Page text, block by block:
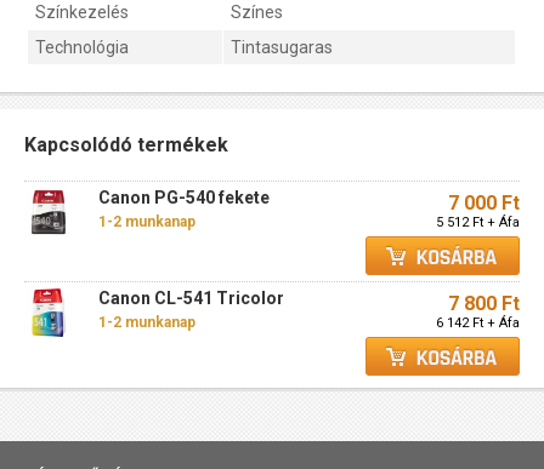
Színkezelés
Színes
Technológia
Tintasugaras
Kapcsolódó termékek
Canon PG-540 fekete
1-2 munkanap
7 000 Ft
5 512 Ft + Áfa
Canon CL-541 Tricolor
1-2 munkanap
7 800 Ft
6 142 Ft + Áfa